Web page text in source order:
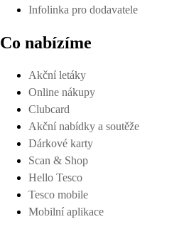
Infolinka pro dodavatele
Co nabízíme
Akční letáky
Online nákupy
Clubcard
Akční nabídky a soutěže
Dárkové karty
Scan & Shop
Hello Tesco
Tesco mobile
Mobilní aplikace